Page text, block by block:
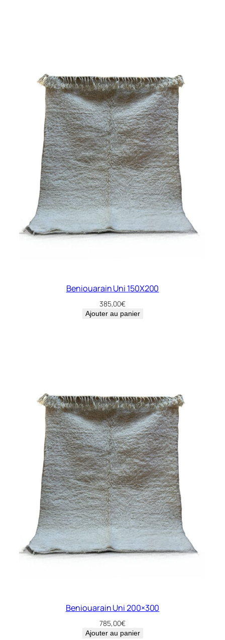
Beniouarain Uni 150X200
385,00€
Ajouter au panier
Beniouarain Uni 200×300
785,00€
Ajouter au panier